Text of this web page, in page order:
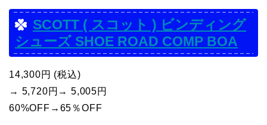
SCOTT ( スコット ) ビンディング
シューズ SHOE ROAD COMP BOA
14,300円 (税込)
→ 5,720円→ 5,005円
60%OFF→65％OFF